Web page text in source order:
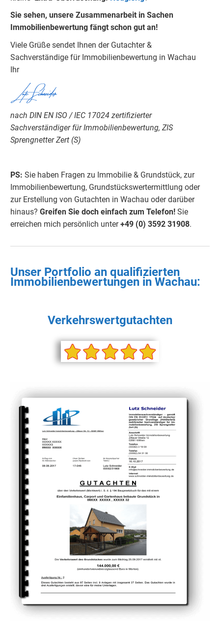
Sie sehen, unsere Zusammenarbeit in Sachen
Immobilienbewertung fängt schon gut an!
Viele Grüße sendet Ihnen der Gutachter &
Sachverständige für Immobilienbewertung in Wachau
Ihr
Lutz Schneider
nach DIN EN ISO / IEC 17024 zertifizierter
Sachverständiger für Immobilienbewertung, ZIS
Sprengnetter Zert (S)
PS: Sie haben Fragen zu Immobilie & Grundstück, zur
Immobilienbewertung, Grundstückswertermittlung oder
zur Erstellung von Gutachten in Wachau oder darüber
hinaus? Greifen Sie doch einfach zum Telefon! Sie
erreichen mich persönlich unter+49 (0) 3592 31908.
Unser Portfolio an qualifizierten
Immobilienbewertungen in Wachau:
Verkehrswertgutachten